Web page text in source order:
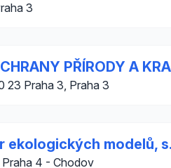
3
PŘÍRODY A
23 Praha 3, Praha 3
ekologických modelů,
4 - Chodov